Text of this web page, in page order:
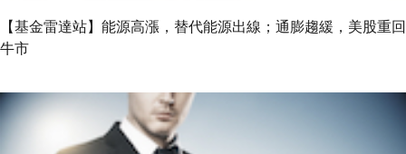
【基金雷達站】能源高漲，替代能源出線；通膨趨緩，美股重回
牛市